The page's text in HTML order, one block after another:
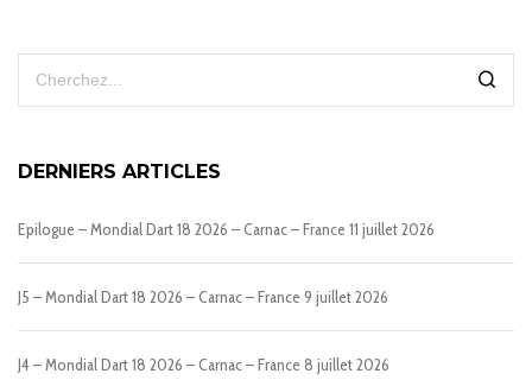
DERNIERS ARTICLES
Epilogue – Mondial Dart 18 2026 – Carnac – France 11 juillet 2026
J5 – Mondial Dart 18 2026 – Carnac – France 9 juillet 2026
J4 – Mondial Dart 18 2026 – Carnac – France 8 juillet 2026